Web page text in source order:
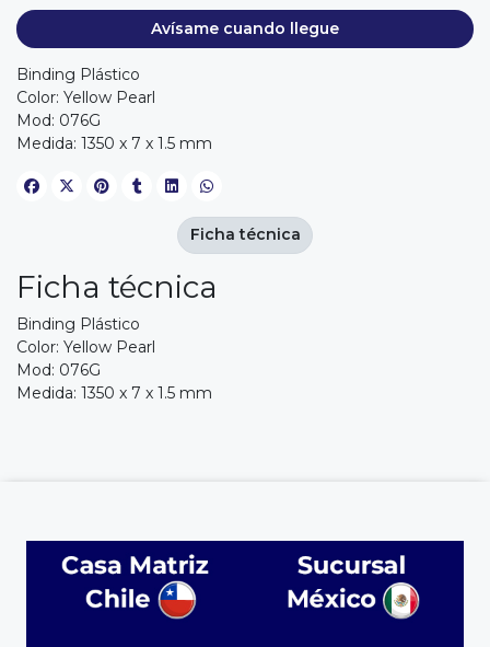
Avísame cuando llegue
Binding Plástico
Color: Yellow Pearl
Mod: 076G
Medida: 1350 x 7 x 1.5 mm
Ficha técnica
Binding Plástico
Color: Yellow Pearl
Mod: 076G
Medida: 1350 x 7 x 1.5 mm
Ficha técnica